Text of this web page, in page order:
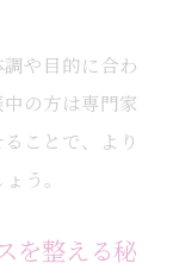
や目的に合わ
の方は専門家
ことで、より
う。
を整える秘